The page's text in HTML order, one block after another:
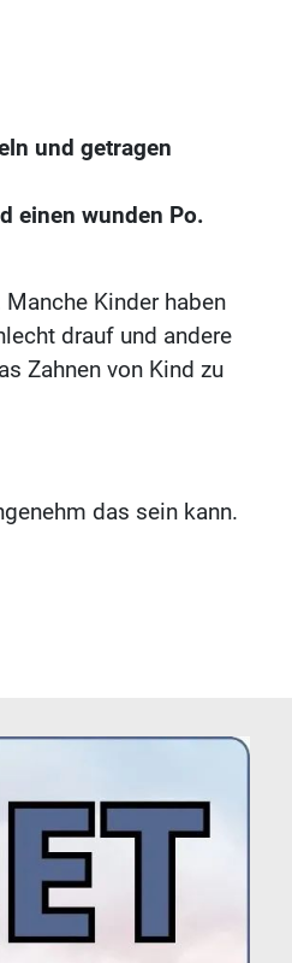
und getragen
einen wunden Po.
Kinder haben
drauf und andere
Zahnen von Kind zu
das sein kann.